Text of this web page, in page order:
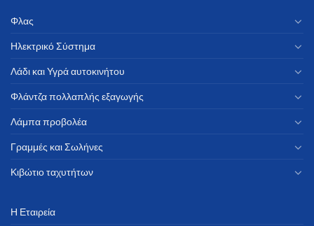
Φλας
Ηλεκτρικό Σύστημα
Λάδι και Υγρά αυτοκινήτου
Φλάντζα πολλαπλής εξαγωγής
Λάμπα προβολέα
Γραμμές και Σωλήνες
Κιβώτιο ταχυτήτων
Η Εταιρεία